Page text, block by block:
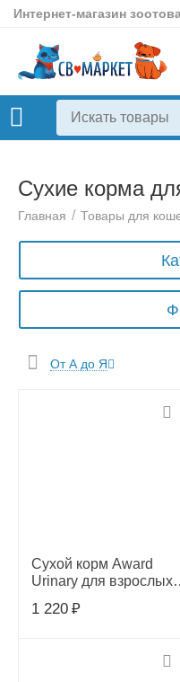
Интернет-магазин
Сухие корма
Главная / Товары для
От А до Я
Сухой корм Award
Urinary для взрослых
профилактики МКБ, с
1 220 ₽